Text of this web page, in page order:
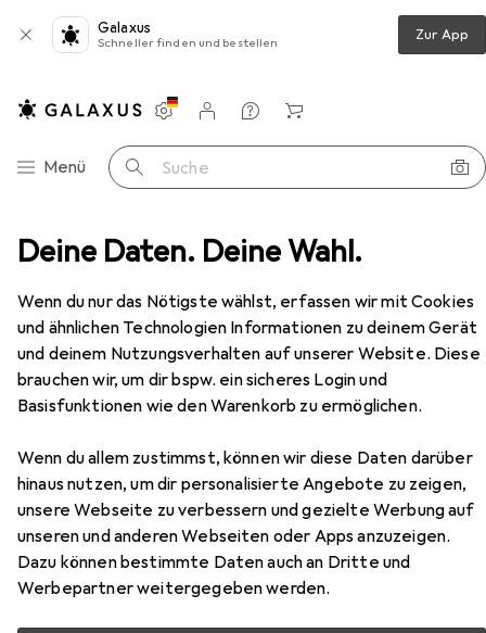
Deine Daten. Deine Wahl.
Wenn du nur das Nötigste wählst, erfassen wir mit Cookies
und ähnlichen Technologien Informationen zu deinem Gerät
und deinem Nutzungsverhalten auf unserer Website. Diese
brauchen wir, um dir bspw. ein sicheres Login und
Basisfunktionen wie den Warenkorb zu ermöglichen.
Wenn du allem zustimmst, können wir diese Daten darüber
hinaus nutzen, um dir personalisierte Angebote zu zeigen,
unsere Webseite zu verbessern und gezielte Werbung auf
unseren und anderen Webseiten oder Apps anzuzeigen.
Dazu können bestimmte Daten auch an Dritte und
Werbepartner weitergegeben werden.
Galaxus
Schneller finden und bestellen Zur App
Navigation nach Kategorien
Menü Suche
Einstellungen
Kundenkonto
Vergleichslisten
Merklisten
Warenkorb
Fernbedienung H-Tronic HT 1S 1-Kanal-Sender HT1S
EUR
24,48
H-TronicHT 1S 1-Kanal-Sender HT1S
Radio Frequency (RF)
Zubehör für H-Tronic HT 1S 1-
Kanal-Sender HT1S
Hier findest du passendes Zubehör zum Produkt H-Tronic
HT 1S 1-Kanal-Sender HT1S aus den Kategorien Batterien
+ Akkus und RC Empfänger.